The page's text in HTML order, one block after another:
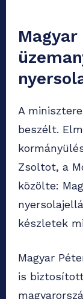
A
beszélt.
Zsoltot, a
közölte:
készletek
Magyar
is